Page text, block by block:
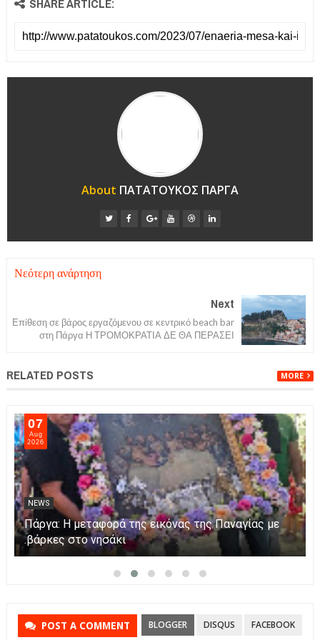
About ΠΑΤΑΤΟΥΚΟΣ ΠΑΡΓΑ
Νεότερη ανάρτηση
Next
Επίθεση σε βάρος εργαζόμενου σε κεντρικό beach bar
στη Πάργα Η ΤΡΟΜΟΚΡΑΤΙΑ ΔΕ ΘΑ ΠΕΡΑΣΕΙ
RELATED POSTS MORE
07
Aug
2026
NEWS
Πάργα: Η μεταφορά της εικόνας της Παναγίας
βάρκες στο νησάκι.
POST A COMMENT BLOGGER DISQUS FACEBOOK